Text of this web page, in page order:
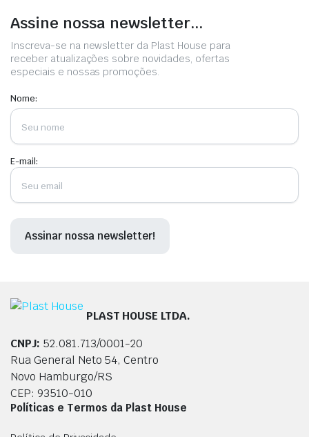
Assine nossa newsletter...
Inscreva-se na newsletter da Plast House para
receber atualizações sobre novidades, ofertas
especiais e nossas promoções.
Nome:
E-mail:
PLAST HOUSE LTDA.
CNPJ: 52.081.713/0001-20
Rua General Neto 54, Centro
Novo Hamburgo/RS
CEP: 93510-010
Políticas e Termos da Plast House